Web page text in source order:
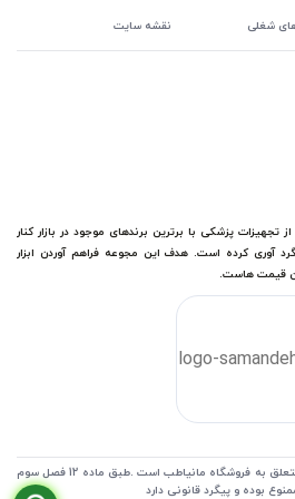
شغلی نقشه سایت
پزشکی با برترین برندهای موجود در بازار کنار
کرده است. هدف این مجوعه فراهم آوردن ابزار
قیمت هاست.
کلیه حقوق مادی و معنوی این سایت متعلق به فروشگاه مانیاطب است .طبق ماده 12 فصل سوم
بوده و پیگرد قانونی دارد